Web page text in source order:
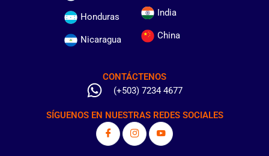
Honduras
Nicaragua
India
China
CONTÁCTENOS
(+503) 7234 4677
SÍGUENOS EN NUESTRAS REDES SOCIALES